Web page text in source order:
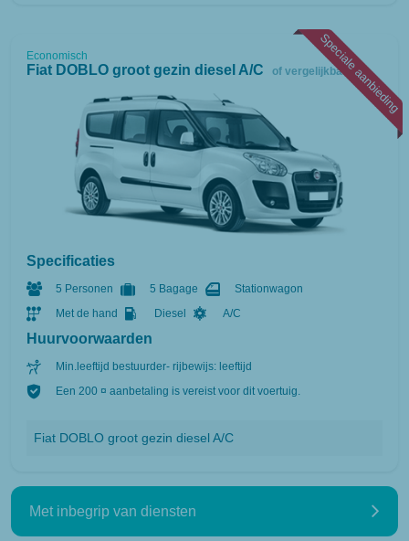
Speciale aanbieding
Economisch
Fiat DOBLO groot gezin diesel A/C of vergelijkbaar
Specificaties
5 Personen 5 Bagage
Stationwagon
Met de hand
Diesel A/C
Huurvoorwaarden
Min.leeftijd bestuurder- rijbewijs: leeftijd
Een 200 ¤ aanbetaling is vereist voor dit voertuig.
Fiat DOBLO groot gezin diesel A/C
Met inbegrip van diensten